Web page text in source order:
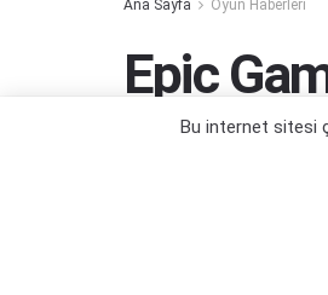
Ana Sayfa Oyun Haberleri
Epic
Gelmiş
Bu internet sitesi